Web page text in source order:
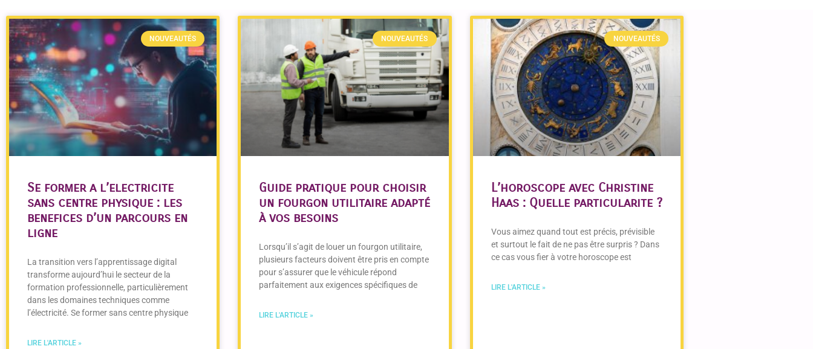
NOUVEAUTÉS
Se former a l’electricite
sans centre physique : les
benefices d’un parcours en
ligne
La transition vers l’apprentissage digital
transforme aujourd’hui le secteur de la
formation professionnelle, particulièrement
dans les domaines techniques comme
l’électricité. Se former sans centre physique
LIRE L'ARTICLE »
NOUVEAUTÉS
Guide pratique pour choisir
un fourgon utilitaire adapté
à vos besoins
Lorsqu’il s’agit de louer un fourgon utilitaire,
plusieurs facteurs doivent être pris en compte
pour s’assurer que le véhicule répond
parfaitement aux exigences spécifiques de
LIRE L'ARTICLE »
NOUVEAUTÉS
L’horoscope avec Christine
Haas : Quelle particularite ?
Vous aimez quand tout est précis, prévisible
et surtout le fait de ne pas être surpris ? Dans
ce cas vous fier à votre horoscope est
LIRE L'ARTICLE »